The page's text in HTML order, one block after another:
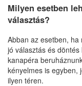
Milyen esetben
választás?
Abban az esetben,
jó választás és
kanapéra
kényelmes is egyben,
ilyen téren.